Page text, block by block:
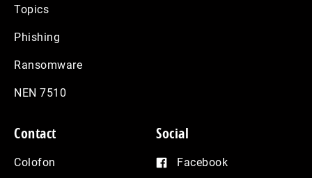
Topics
Phishing
Ransomware
NEN 7510
Contact
Colofon
Social
Facebook